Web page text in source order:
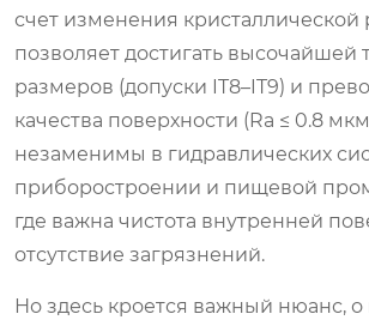
счет изменения кристаллической
позволяет достигать высочайшей
размеров (допуски IT8–IT9) и
качества поверхности (Ra ≤ 0.8
незаменимы в гидравлических
приборостроении и пищевой
где важна чистота внутренней
отсутствие загрязнений.
Но здесь кроется важный нюанс, о